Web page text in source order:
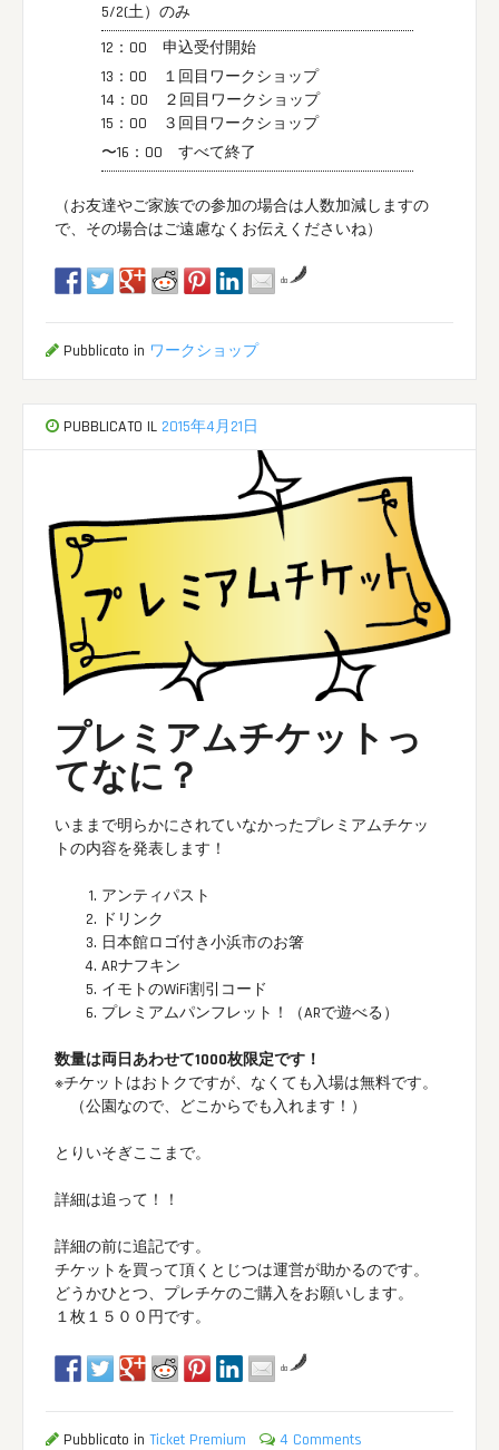
5/2(土）のみ
12：00 申込受付開始
13：00 １回目ワークショップ
14：00 ２回目ワークショップ
15：00 ３回目ワークショップ
〜16：00 すべて終了
（お友達やご家族での参加の場合は人数加減しますの
で、その場合はご遠慮なくお伝えくださいね）
da
Pubblicato in ワークショップ
PUBBLICATO IL 2015年4月21日
プレミアムチケットっ
てなに？
いままで明らかにされていなかったプレミアムチケッ
トの内容を発表します！
アンティパスト
ドリンク
日本館ロゴ付き小浜市のお箸
ARナフキン
イモトのWiFi割引コード
プレミアムパンフレット！（ARで遊べる）
数量は両日あわせて1000枚限定です！
※チケットはおトクですが、なくても入場は無料です。
（公園なので、どこからでも入れます！）
とりいそぎここまで。
詳細は追って！！
詳細の前に追記です。
チケットを買って頂くとじつは運営が助かるのです。
どうかひとつ、プレチケのご購入をお願いします。
１枚１５００円です。
da
Pubblicato inTicket Premium 4 Comments